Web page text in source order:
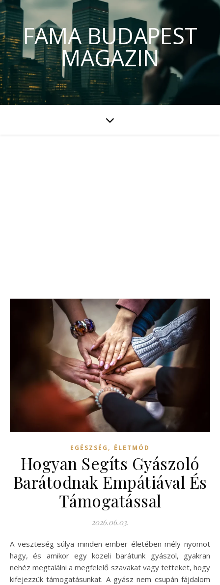
FAMA BUDAPEST
MAGAZIN
EGÉSZSÉG , ÉLETMÓD
Hogyan Segíts Gyászoló
Barátodnak Empátiával És
Támogatással
2026.06.03.
A veszteség súlya minden ember életében mély nyomot
hagy, és amikor egy közeli barátunk gyászol, gyakran
nehéz megtalálni a megfelelő szavakat vagy tetteket, hogy
kifejezzük támogatásunkat. A gyász nem csupán fájdalom